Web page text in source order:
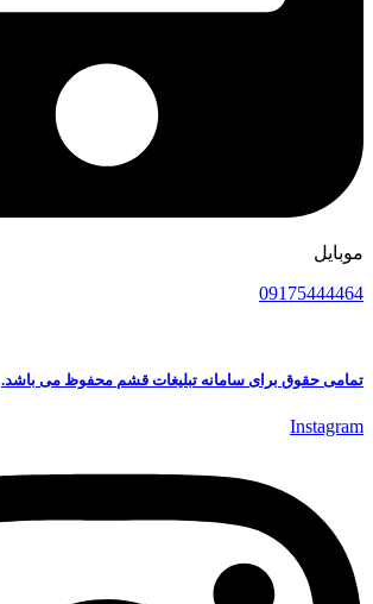
موبایل
09175444464
تمامی حقوق برای سامانه تبلیغات قشم محفوظ می باشد.
Instagram